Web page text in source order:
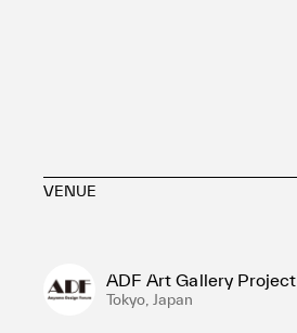
VENUE
ADF Art Gallery Project
Tokyo, Japan